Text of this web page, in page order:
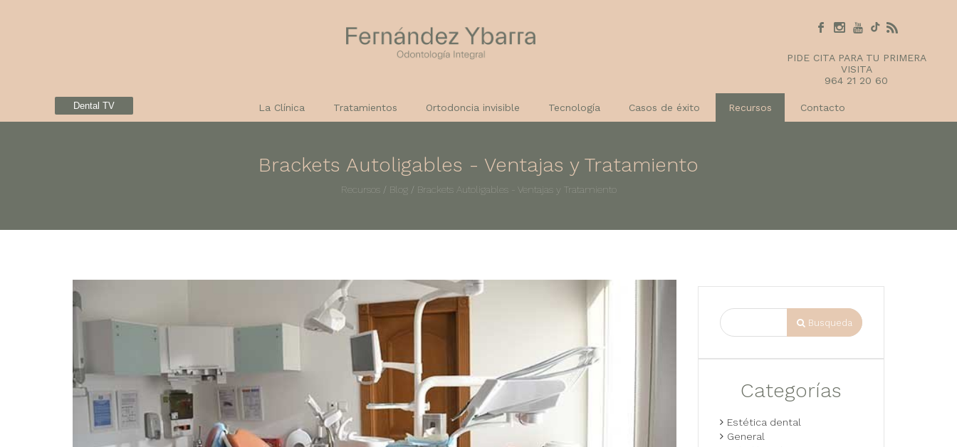
PIDE CITA PARA TU PRIMERA
VISITA
964 21 20 60
Dental TV La Clínica Tratamientos Ortodoncia invisible Tecnología Casos de éxito Recursos Contacto
Brackets Autoligables - Ventajas y Tratamiento
Recursos/ Blog/ Brackets Autoligables - Ventajas y Tratamiento
Busqueda
Categorías
Estética dental
General